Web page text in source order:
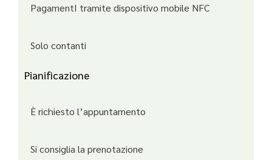
PagamentI tramite dispositivo mobile NFC
Solo contanti
Pianificazione
È richiesto l’appuntamento
Si consiglia la prenotazione